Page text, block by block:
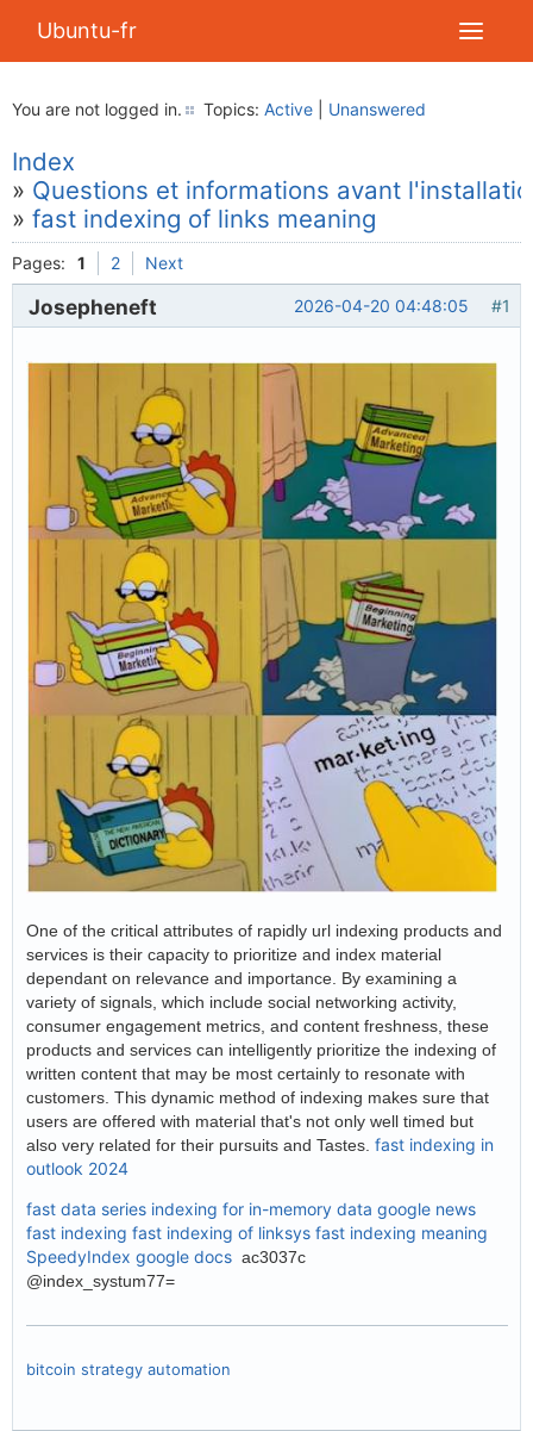
Ubuntu-fr
You are not logged in. Topics: Active Unanswered
Index
» Questions et informations avant
» fast indexing of links meaning
Pages: 1 2 Next
#1
2026-04-20 04:48:05
Josepheneft
One of the critical attributes of rapidly url indexing products and
services is their capacity to prioritize and index material
dependant on relevance and importance. By examining a
variety of signals, which include social networking activity,
consumer engagement metrics, and content freshness, these
products and services can intelligently prioritize the indexing of
written content that may be most certainly to resonate with
customers. This dynamic method of indexing makes sure that
users are offered with material that's not only well timed but
also very related for their pursuits and Tastes. fast indexing in
outlook 2024
fast data series indexing for in-memory data google news
fast indexing fast indexing of linksys fast indexing meaning
SpeedyIndex google docs ac3037c
@index_systum77=
bitcoin strategy automation